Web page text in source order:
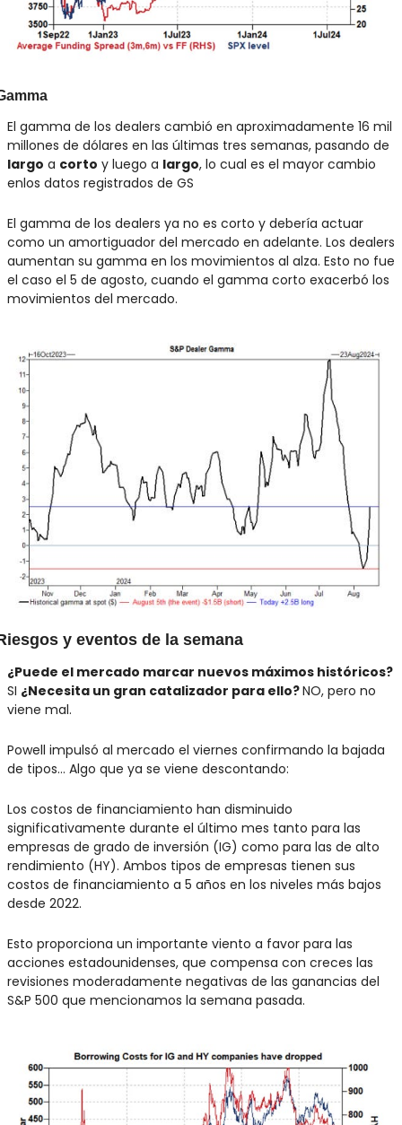
El gamma de los dealers cambió en aproximadamente 16 mil
largo a corto y luego a largo, lo cual es el mayor cambio
enlos datos registrados de GS
El gamma de los dealers ya no es corto y debería actuar
como un amortiguador del mercado en adelante. Los dealers
aumentan su gamma en los movimientos al alza. Esto no fue
el caso el 5 de agosto, cuando el gamma corto exacerbó los
movimientos del mercado.
y eventos de la semana
¿Puede el mercado marcar nuevos máximos históricos?
SI ¿Necesita un gran catalizador para ello? NO, pero no
viene mal.
Powell impulsó al mercado el viernes confirmando la bajada
de tipos… Algo que ya se viene descontando:
Los costos de financiamiento han disminuido
significativamente durante el último mes tanto para las
empresas de grado de inversión (IG) como para las de alto
rendimiento (HY). Ambos tipos de empresas tienen sus
costos de financiamiento a 5 años en los niveles más bajos
desde 2022.
Esto proporciona un importante viento a favor para las
acciones estadounidenses, que compensa con creces las
revisiones moderadamente negativas de las ganancias del
S&P 500 que mencionamos la semana pasada.